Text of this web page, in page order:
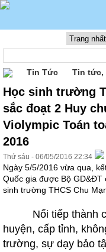
Tin Tức Tin tức,
Học sinh trường
sắc đoạt 2 Huy
Violympic Toán
2016
Thứ sáu - 06/05/2016 22:34
Ngày 5/5/2016 vừa qua,
Quốc gia được Bộ GD&ĐT
sinh trường THCS Chu
Nối tiếp thành
huyện, cấp tỉnh,
trường, sự dạy bảo